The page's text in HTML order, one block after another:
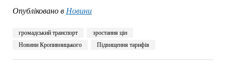
Опубліковано в Новини
громадський транспорт
зростання цін
Новини Кропивницького
Підвищення тарифів